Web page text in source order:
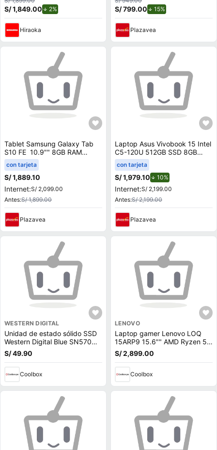
S/ 1,849.00 2%
Hiraoka
S/ 799.00 15%
Plazavea
Tablet Samsung Galaxy Tab
S10 FE 10.9"" 8GB RAM
128GB Gris
con tarjeta
S/ 1,889.10
Internet:S/ 2,099.00
Antes:S/ 1,899.00
Plazavea
Laptop Asus Vivobook 15 Intel
C5-120U 512GB SSD 8GB
RAM 15.6"" Mochila + Mouse
X1504VA-BQ4454W
con tarjeta
S/ 1,979.10 10%
Internet:S/ 2,199.00
Antes:S/ 2,199.00
Plazavea
WESTERN DIGITAL
Unidad de estado sólido SSD
Western Digital Blue SN570
500GB, M.2, NVMe, PCIe 3.0
S/ 49.90
Coolbox
LENOVO
Laptop gamer Lenovo LOQ
15ARP9 15.6"" AMD Ryzen 5-
7235HS, 512GB SSD, 12GB
RAM, GeForce RTX 3050,
S/ 2,899.00
Coolbox